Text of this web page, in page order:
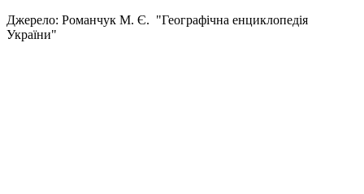
Джерело: Романчук М. Є. "Географічна енциклопедія
України"